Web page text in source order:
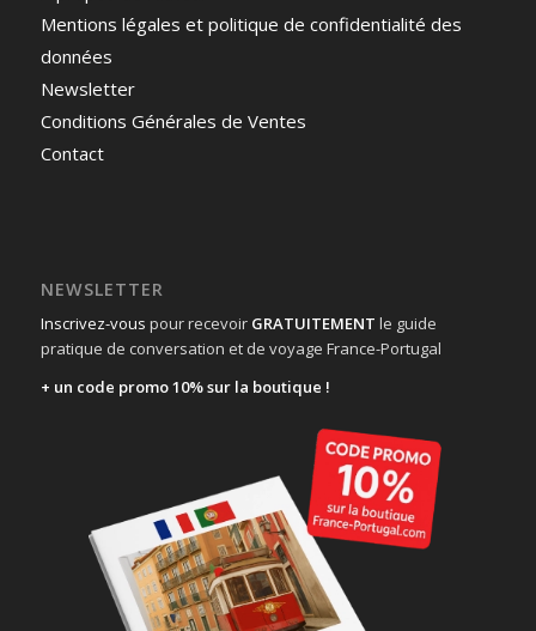
Mentions légales et politique de confidentialité des
données
Newsletter
Conditions Générales de Ventes
Contact
NEWSLETTER
Inscrivez-vous pour recevoir GRATUITEMENT le guide
pratique de conversation et de voyage France-Portugal
+ un code promo 10% sur la boutique !